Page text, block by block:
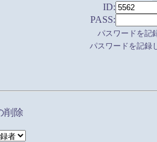
ID:
PASS:
パスワードを記
パスワードを記録
削除